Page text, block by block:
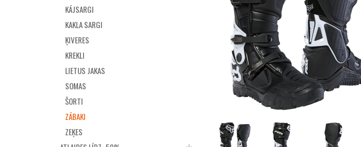
KĀJSARGI
KAKLA SARGI
ĶIVERES
KREKLI
LIETUS JAKAS
SOMAS
ŠORTI
ZĀBAKI
ZEĶES